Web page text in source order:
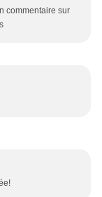
commentaire sur